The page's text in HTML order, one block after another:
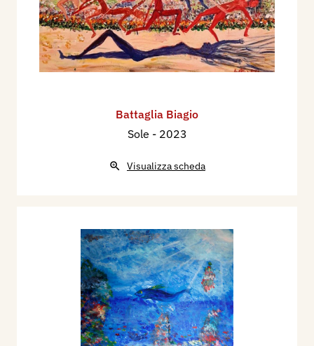
Battaglia Biagio
Sole - 2023
Visualizza scheda